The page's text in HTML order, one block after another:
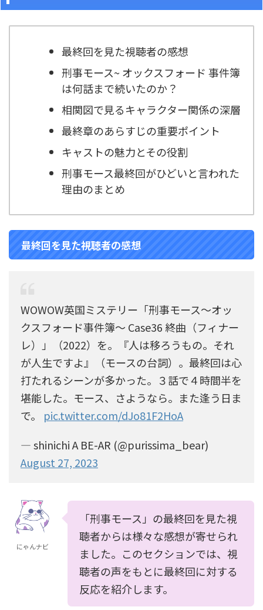
最終回を見た視聴者の感想
刑事モース~ オックスフォード 事件簿
は何話まで続いたのか？
相関図で見るキャラクター関係の深層
最終章のあらすじの重要ポイント
キャストの魅力とその役割
刑事モース最終回がひどいと言われた
理由のまとめ
最終回を見た視聴者の感想
WOWOW英国ミステリー「刑事モース～オッ
クスフォード事件簿～ Case36 終曲（フィナー
レ）」（2022）を。『人は移ろうもの。それ
が人生ですよ』（モースの台詞）。最終回は心
打たれるシーンが多かった。３話で４時間半を
堪能した。モース、さようなら。また逢う日ま
で。 pic.twitter.com/dJo81F2HoA
— shinichi A BE-AR (@purissima_bear)
August 27, 2023
にゃんナビ
「刑事モース」の最終回を見た視
聴者からは様々な感想が寄せられ
ました。このセクションでは、視
聴者の声をもとに最終回に対する
反応を紹介します。